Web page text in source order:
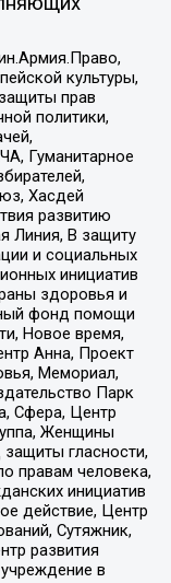
культуры,
прав
политики,
Гуманитарное
Хасдей
развитию
Линия, В защиту
и социальных
инициатив
здоровья и
фонд помощи
Новое время,
Анна, Проект
Мемориал,
Парк
Сфера, Центр
Женщины
гласности,
правам человека,
инициатив
действие, Центр
Сутяжник,
развития
в